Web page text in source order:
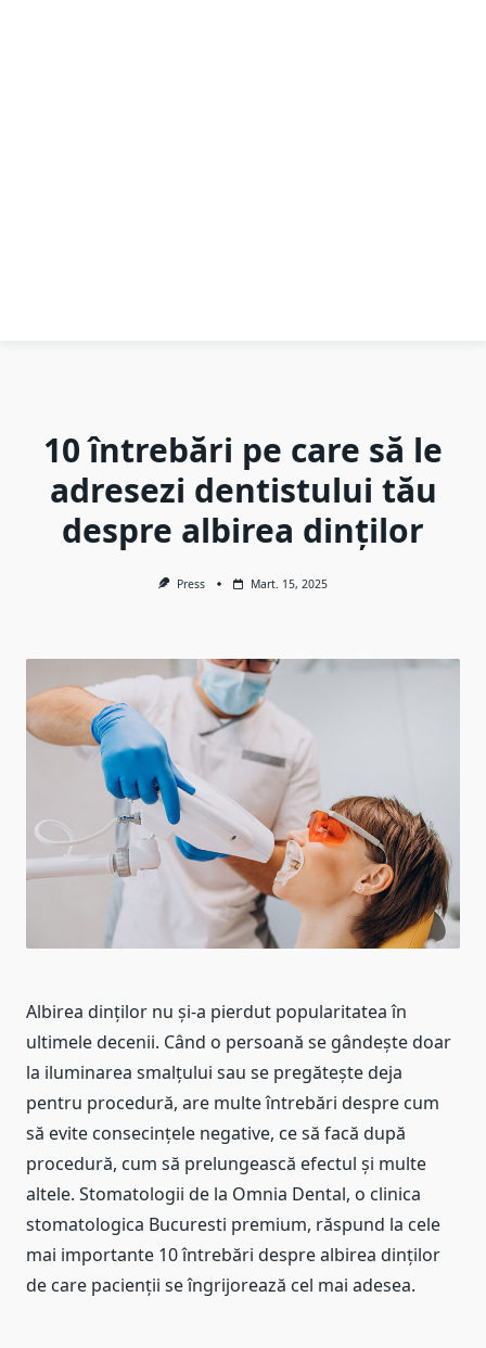
10 întrebări pe care să le
adresezi dentistului tău
despre albirea dinților
Press Mart. 15, 2025
Albirea dinților nu și-a pierdut popularitatea în
ultimele decenii. Când o persoană se gândește doar
la iluminarea smalțului sau se pregătește deja
pentru procedură, are multe întrebări despre cum
să evite consecințele negative, ce să facă după
procedură, cum să prelungească efectul și multe
altele. Stomatologii de la Omnia Dental, o clinica
stomatologica Bucuresti premium, răspund la cele
mai importante 10 întrebări despre albirea dinților
de care pacienții se îngrijorează cel mai adesea.